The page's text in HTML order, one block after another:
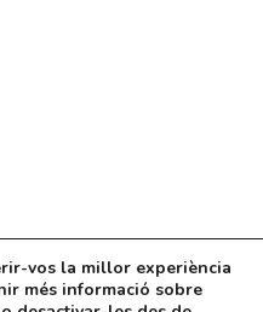
vos la millor experiència
més informació sobre